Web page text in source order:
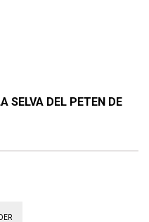
SELVA DEL PETEN DE